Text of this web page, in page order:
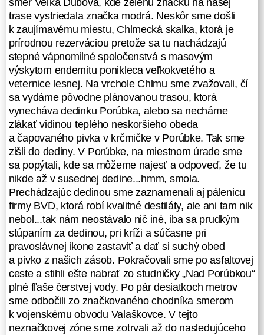
piatich hodinách spánku, pokrčení,
smädní, na parkovisku pri ešte
zavretej Bille, v rannom šere
zahmleného Strážskeho.
Naplánovaný prechod na mape sa
začína premietať do reality.
Začíname, je 6 45 ráno.
Etapa: Strážske -
Krivoštianska - Chlm -
Porúbka - Zemľanka
(prejdených 19,31 km,
nastúpaných 1182 metrov,
naklesaných 619 metrov)
Najprv po asfaltke smer priľahlá
obec Krivošťany (kto dáva názvy
týchto obcí?). Pred mostom cez
rieku Laborec sme už boli na zelenej
turistickej značke, ktorá nás viedla
ďalších cca 6km. V rannom vlhkom
vzduchu sa nám šliapalo dobre, až
na tie záťaže na chrbtoch. Cesta
smer Veľká Dubová, kde zelenú značku na našej
trase vystriedala značka modrá. Neskôr sme došli
k zaujímavému miestu, Chlmecká skalka, ktorá je
prírodnou rezerváciou pretože sa tu nachádzajú
stepné vápnomilné spoločenstvá s masovým
výskytom endemitu ponikleca veľkokvetého a
veternice lesnej. Na vrchole Chlmu sme zvažovali, čí
sa vydáme pôvodne plánovanou trasou, ktorá
vynecháva dedinku Porúbka, alebo sa necháme
zlákať vidinou teplého neskoršieho obeda
a čapovaného pivka v krčmičke v Porúbke. Tak sme
zišli do dediny. V Porúbke, na miestnom úrade sme
sa popýtali, kde sa môžeme najesť a odpoveď, že tu
nikde až v susednej dedine...hmm, smola.
Prechádzajúc dedinou sme zaznamenali aj pálenicu
firmy BVD, ktorá robí kvalitné destiláty, ale ani tam nik
nebol...tak nám neostávalo nič iné, iba sa prudkým
stúpaním za dedinou, pri kríži a súčasne pri
pravoslávnej ikone zastaviť a dať si suchý obed
a pivko z našich zásob. Pokračovali sme po asfaltovej
ceste a stihli ešte nabrať zo studničky „Nad Porúbkou“
plné fľaše čerstvej vody. Po pár desiatkoch metrov
sme odbočili zo značkovaného chodníka smerom
k vojenskému obvodu Valaškovce. V tejto
neznačkovej zóne sme zotrvali až do nasledujúceho